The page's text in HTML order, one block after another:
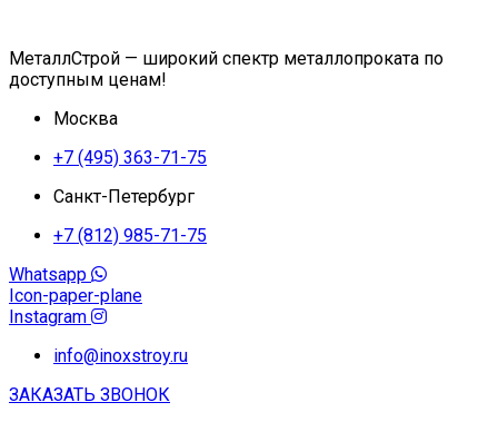
МеталлСтрой — широкий спектр металлопроката по
доступным ценам!
Москва
+7 (495) 363-71-75
Санкт-Петербург
+7 (812) 985-71-75
Whatsapp
Icon-paper-plane
Instagram
info@inoxstroy.ru
ЗАКАЗАТЬ ЗВОНОК